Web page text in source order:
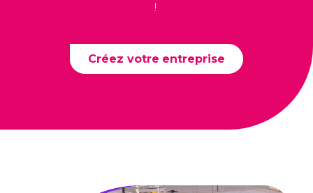
!
Créez votre entreprise